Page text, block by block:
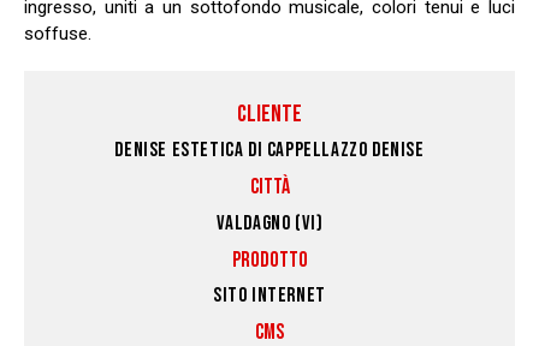
ingresso, uniti a un sottofondo musicale, colori tenui e luci
soffuse.
CLIENTE
DENISE ESTETICA DI CAPPELLAZZO DENISE
CITTÀ
VALDAGNO (VI)
PRODOTTO
SITO INTERNET
CMS